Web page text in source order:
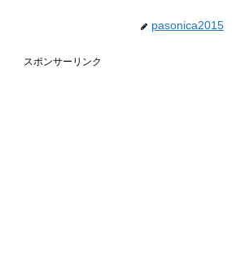
pasonica2015
スポンサーリンク